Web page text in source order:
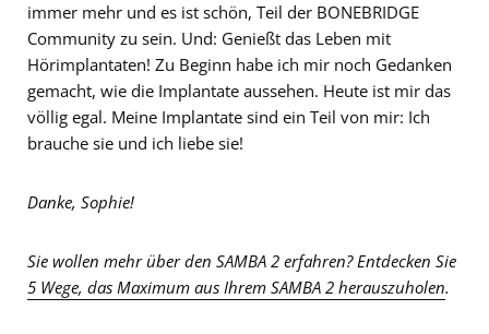
immer mehr und es ist schön, Teil der BONEBRIDGE
Community zu sein. Und: Genießt das Leben mit
Hörimplantaten! Zu Beginn habe ich mir noch Gedanken
gemacht, wie die Implantate aussehen. Heute ist mir das
völlig egal. Meine Implantate sind ein Teil von mir: Ich
brauche sie und ich liebe sie!
Danke, Sophie!
Sie wollen mehr über den SAMBA 2 erfahren? Entdecken Sie
5 Wege, das Maximum aus Ihrem SAMBA 2 herauszuholen.